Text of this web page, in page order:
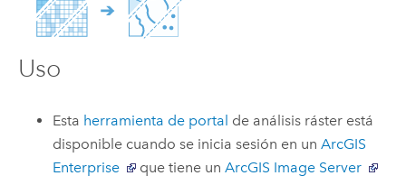
Uso
Esta herramienta de portal de análisis ráster está
disponible cuando se inicia sesión en unArcGIS
Enterprise
que tiene unArcGIS Image Server